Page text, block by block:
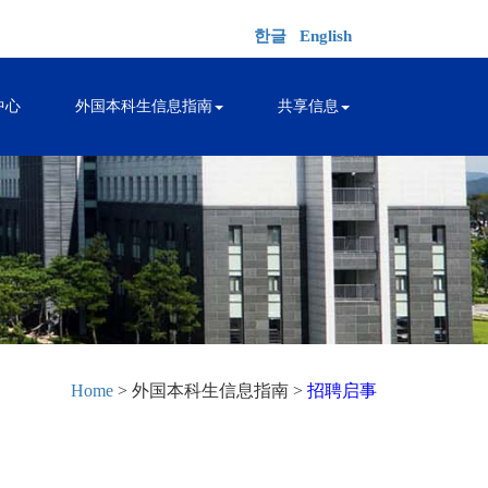
한글 English
心 外国本科生信息指南 共享信息
Home > 外国本科生信息指南 > 招聘启事